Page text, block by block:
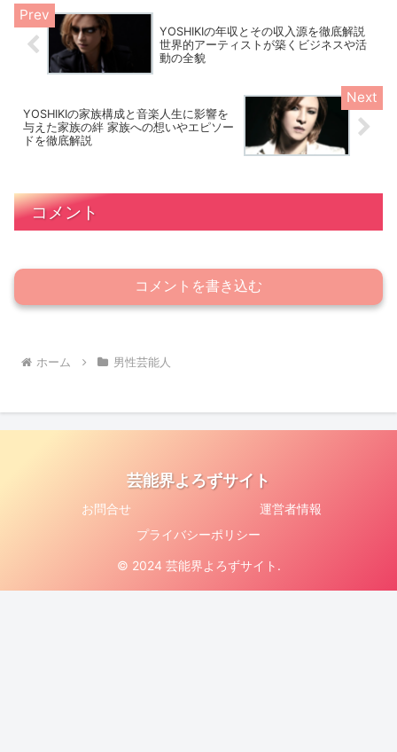
YOSHIKIの年収とその収入源を徹底解説
世界的アーティストが築くビジネスや活
動の全貌
YOSHIKIの家族構成と音楽人生に影響を
与えた家族の絆 家族への想いやエピソー
ドを徹底解説
コメント
コメントを書き込む
ホーム 男性芸能人
芸能界よろずサイト
お問合せ
運営者情報
プライバシーポリシー
© 2024 芸能界よろずサイト.